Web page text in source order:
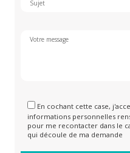
En cochant cette case,
informations personnelles
pour me recontacter dans le
qui découle de ma demande